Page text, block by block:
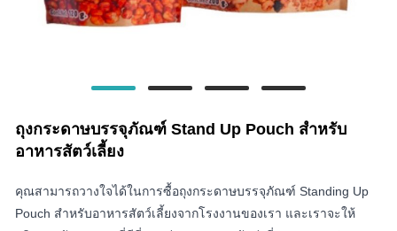
ถุงกระดาษบรรจุภัณฑ์ Stand Up Pouch สำหรับ
อาหารสัตว์เลี้ยง
คุณสามารถวางใจได้ในการซื้อถุงกระดาษบรรจุภัณฑ์ Standing Up
Pouch สำหรับอาหารสัตว์เลี้ยงจากโรงงานของเรา และเราจะให้